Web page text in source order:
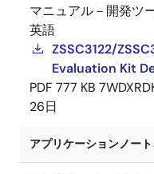
マニュアル－開発ツ
英語
ZSSC3122/
Evaluation Kit
PDF 777 KB
26日
アプリケーションノー